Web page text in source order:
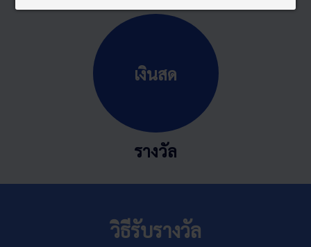
เงินสด
รางวัล
วิธีรับรางวัล